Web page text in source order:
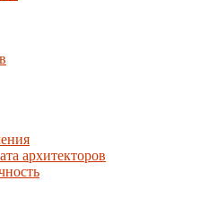
архитекторов